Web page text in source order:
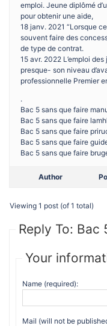
emploi. Jeune diplômé
pour obtenir une aide,
18 janv. 2021 “Lorsque
souvent faire des
de type de contrat.
15 avr. 2022 L’emploi
presque- son niveau
professionnelle Premier
.
Bac 5 sans que faire
Bac 5 sans que faire
Bac 5 sans que faire
Bac 5 sans que faire
Bac 5 sans que faire
Author
Viewing 1 post (of 1 total)
Reply To: Bac
Your
Name (required):
Mail (will not be